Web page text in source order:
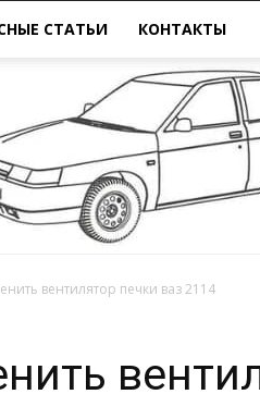
СТАТЬИ КОНТАКТЫ
вентилятор печки ваз 2114